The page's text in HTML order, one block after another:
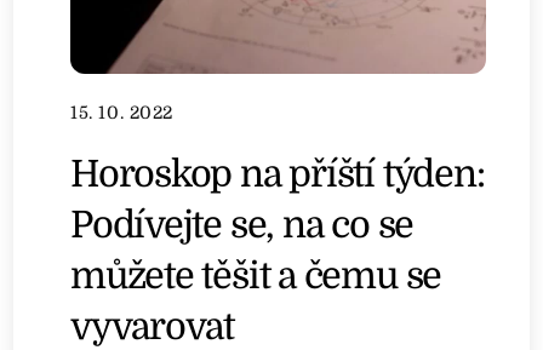
15. 10. 2022
Horoskop na příští týden:
Podívejte se, na co se
můžete těšit a čemu se
vyvarovat